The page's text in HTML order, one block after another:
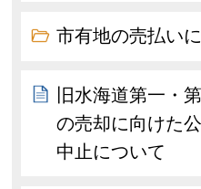
市有地の売払い
旧水海道第一・
の売却に向けた
中止について